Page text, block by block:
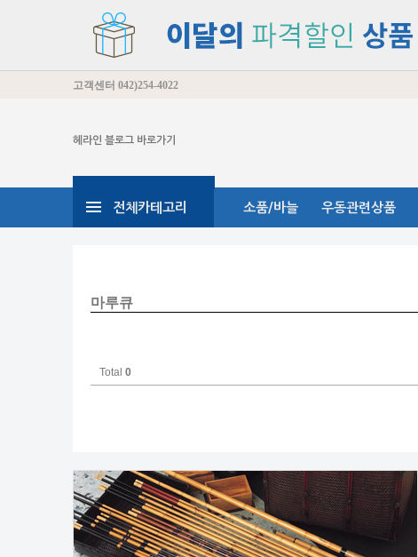
고객센터 042)254-4022
헤라인 블로그 바로가기
전체카테고리 소품/바늘 우동관련상품
마루큐
Total 0